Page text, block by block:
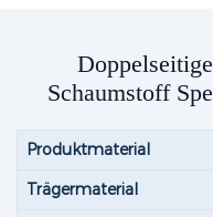
Schaumstoff
Produktmaterial
Trägermaterial